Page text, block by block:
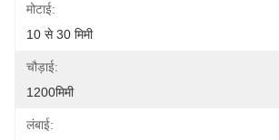
मोटाई:
10 से 30 मिमी
चौड़ाई:
1200मिमी
लंबाई: